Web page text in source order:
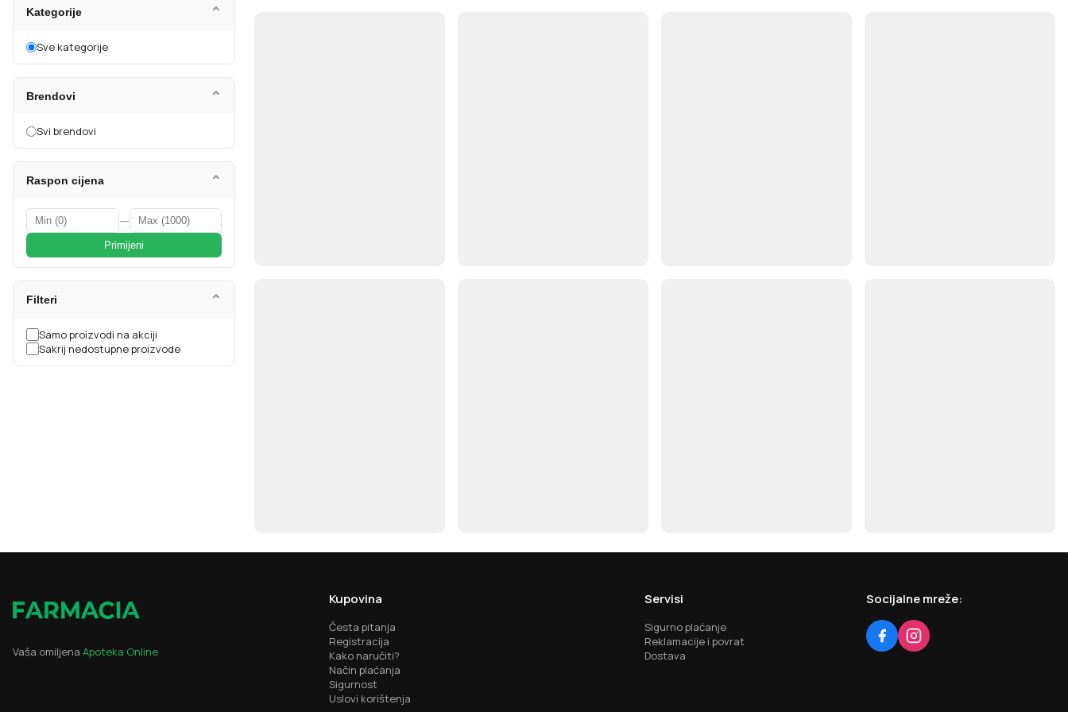
Kategorije ⌄
Sve kategorije
Brendovi ⌄
Svi brendovi
Raspon cijena ⌄
—
Primijeni
Filteri ⌄
Samo proizvodi na akciji
Sakrij nedostupne proizvode
Vaša omiljena Apoteka Online
Kupovina
Česta pitanja
Registracija
Kako naručiti?
Način plaćanja
Sigurnost
Uslovi korištenja
Servisi
Sigurno plaćanje
Reklamacije i povrat
Dostava
Socijalne mreže: